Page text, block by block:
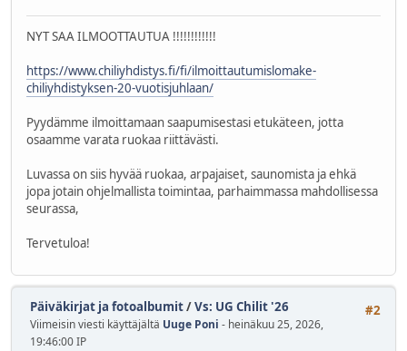
NYT SAA ILMOOTTAUTUA !!!!!!!!!!!!
https://www.chiliyhdistys.fi/fi/ilmoittautumislomake-
chiliyhdistyksen-20-vuotisjuhlaan/
Pyydämme ilmoittamaan saapumisestasi etukäteen, jotta
osaamme varata ruokaa riittävästi.
Luvassa on siis hyvää ruokaa, arpajaiset, saunomista ja ehkä
jopa jotain ohjelmallista toimintaa, parhaimmassa mahdollisessa
seurassa,
Tervetuloa!
#2
Päiväkirjat ja fotoalbumit/Vs: UG Chilit '26
Viimeisin viesti käyttäjältä Uuge Poni - heinäkuu 25, 2026,
19:46:00 IP